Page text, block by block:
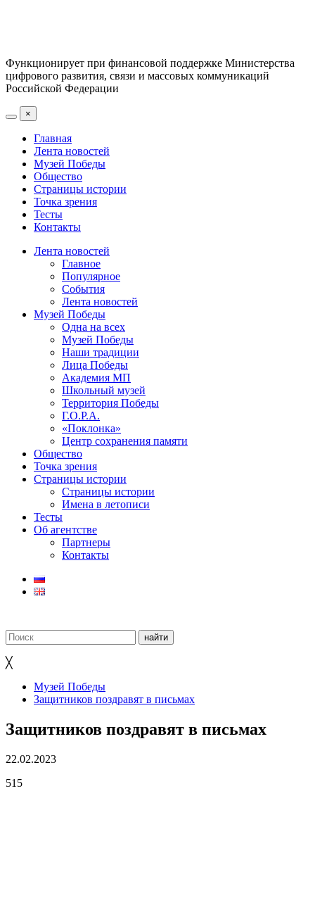
Функционирует при финансовой поддержке Министерства
цифрового развития, связи и массовых коммуникаций
Российской Федерации
×
Главная
Лента новостей
Музей Победы
Общество
Страницы истории
Точка зрения
Тесты
Контакты
Лента новостей
Главное
Популярное
События
Лента новостей
Музей Победы
Одна на всех
Музей Победы
Наши традиции
Лица Победы
Академия МП
Школьный музей
Территория Победы
Г.О.Р.А.
«Поклонка»
Центр сохранения памяти
Общество
Точка зрения
Страницы истории
Страницы истории
Имена в летописи
Тесты
Об агентстве
Партнеры
Контакты
╳
Музей Победы
Защитников поздравят в письмах
Защитников поздравят в письмах
22.02.2023
515